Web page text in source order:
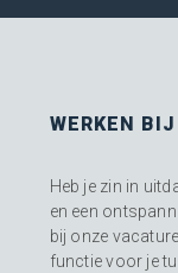
WERKEN
Heb je zin in
en een
bij onze
functie voor je